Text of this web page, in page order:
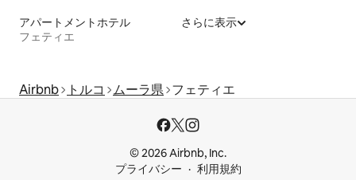
アパートメントホテル
フェティエ
さらに表示
Airbnb トルコ ムーラ県 フェティエ
© 2026 Airbnb, Inc.
プライバシー
利用規約